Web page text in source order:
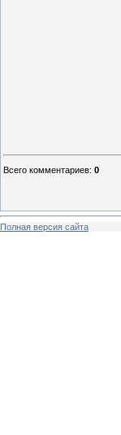
Всего комментариев: 0
Полная версия сайта